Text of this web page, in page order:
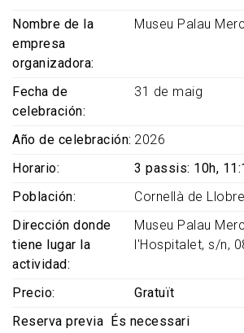
Nombre de la
empresa
organizadora
Museu Palau
Fecha de
celebración
31 de maig
Año de celebración 2026
Horario
3 passis: 10h,
Población
Cornellà de
Dirección donde
tiene lugar la
actividad
Museu Palau
l'Hospitalet, s/n,
Precio
Gratuït
Reserva previa
És necessari